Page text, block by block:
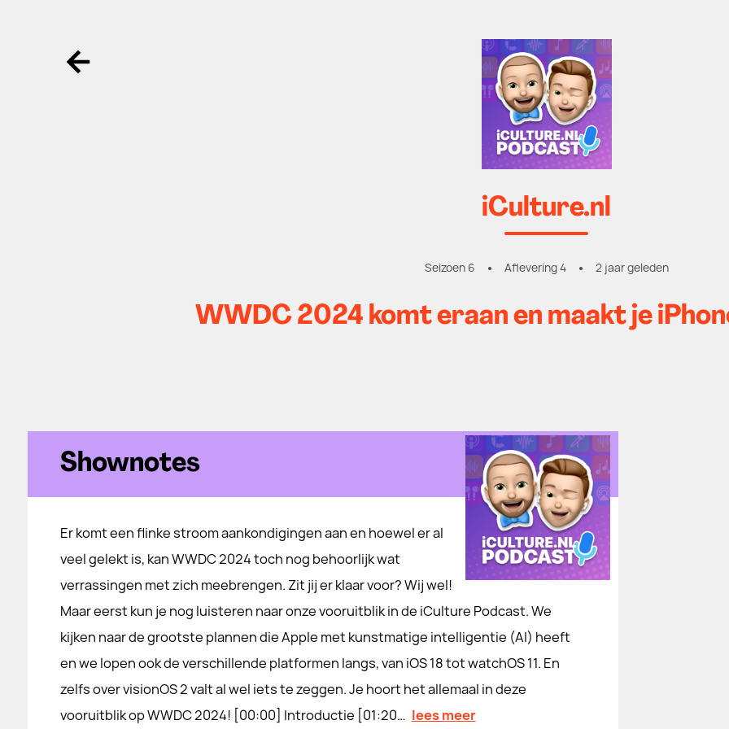
Ga terug
iCulture.nl
Seizoen 6 Aflevering 4 2 jaar geleden
WWDC 2024 komt eraan en maakt je
Shownotes
Er komt een flinke stroom aankondigingen aan en hoewel er al
veel gelekt is, kan WWDC 2024 toch nog behoorlijk wat
verrassingen met zich meebrengen. Zit jij er klaar voor? Wij wel!
Maar eerst kun je nog luisteren naar onze vooruitblik in de iCulture Podcast. We
kijken naar de grootste plannen die Apple met kunstmatige intelligentie (AI) heeft
en we lopen ook de verschillende platformen langs, van iOS 18 tot watchOS 11. En
zelfs over visionOS 2 valt al wel iets te zeggen. Je hoort het allemaal in deze
vooruitblik op WWDC 2024! [00:00] Introductie [01:20… lees meer